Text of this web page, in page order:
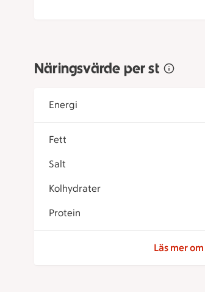
Näringsvärde per st
Energi
Fett
Salt
Kolhydrater
Protein
Läs mer